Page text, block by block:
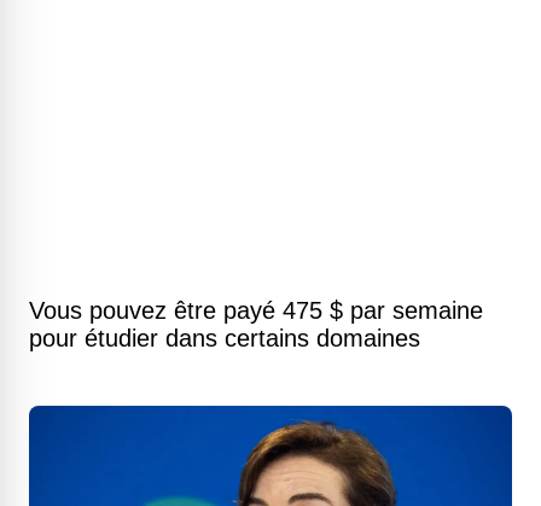
Vous pouvez être payé 475 $ par semaine
pour étudier dans certains domaines